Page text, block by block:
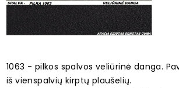
1063 - pilkos spalvos veliūrinė danga.
iš vienspalvių kirptų plaušelių.